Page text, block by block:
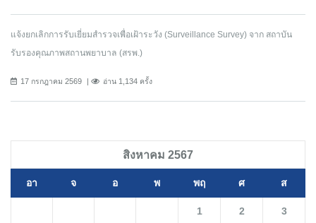
แจ้งยกเลิกการรับเยี่ยมสำรวจเพื่อเฝ้าระวัง (Surveillance Survey) จาก สถาบัน
รับรองคุณภาพสถานพยาบาล (สรพ.)
17 กรกฎาคม 2569 อ่าน 1,134 ครั้ง
สิงหาคม 2567
อา จ อ พ พฤ ศ ส
1 2 3